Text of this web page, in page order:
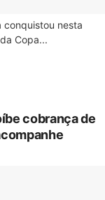
conquistou nesta
Copa...
cobrança de